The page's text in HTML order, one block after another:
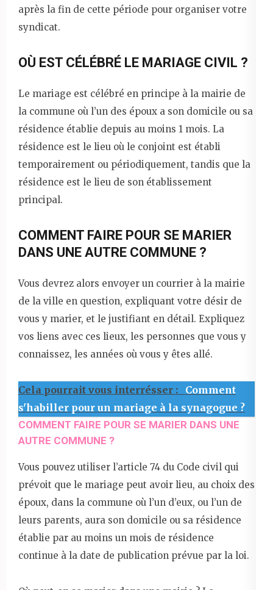
après la fin de cette période pour organiser votre
syndicat.
OÙ EST CÉLÉBRÉ LE MARIAGE CIVIL ?
Le mariage est célébré en principe à la mairie de
la commune où l’un des époux a son domicile ou sa
résidence établie depuis au moins 1 mois. La
résidence est le lieu où le conjoint est établi
temporairement ou périodiquement, tandis que la
résidence est le lieu de son établissement
principal.
COMMENT FAIRE POUR SE MARIER
DANS UNE AUTRE COMMUNE ?
Vous devrez alors envoyer un courrier à la mairie
de la ville en question, expliquant votre désir de
vous y marier, et le justifiant en détail. Expliquez
vos liens avec ces lieux, les personnes que vous y
connaissez, les années où vous y êtes allé.
Cela pourrait vous interrésser :
Comment
s'habiller pour un mariage à la synagogue ?
COMMENT FAIRE POUR SE MARIER DANS UNE
AUTRE COMMUNE ?
Vous pouvez utiliser l’article 74 du Code civil qui
prévoit que le mariage peut avoir lieu, au choix des
époux, dans la commune où l’un d’eux, ou l’un de
leurs parents, aura son domicile ou sa résidence
établie par au moins un mois de résidence
continue à la date de publication prévue par la loi.